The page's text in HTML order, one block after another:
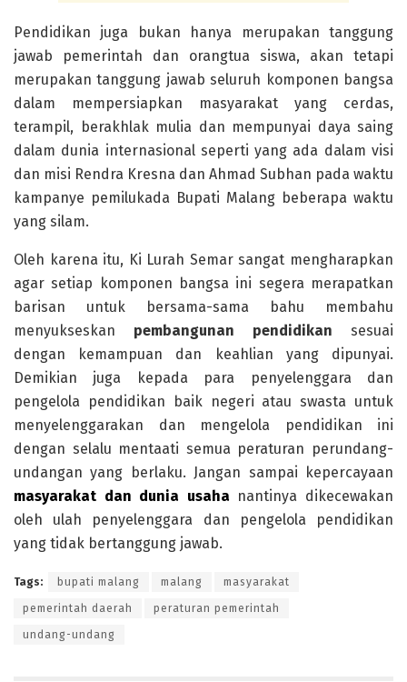
Pendidikan juga bukan hanya merupakan tanggung
jawab pemerintah dan orangtua siswa, akan tetapi
merupakan tanggung jawab seluruh komponen bangsa
dalam mempersiapkan masyarakat yang cerdas,
terampil, berakhlak mulia dan mempunyai daya saing
dalam dunia internasional seperti yang ada dalam visi
dan misi Rendra Kresna dan Ahmad Subhan pada waktu
kampanye pemilukada Bupati Malang beberapa waktu
yang silam.
Oleh karena itu, Ki Lurah Semar sangat mengharapkan
agar setiap komponen bangsa ini segera merapatkan
barisan untuk bersama-sama bahu membahu
menyukseskan pembangunan pendidikan sesuai
dengan kemampuan dan keahlian yang dipunyai.
Demikian juga kepada para penyelenggara dan
pengelola pendidikan baik negeri atau swasta untuk
menyelenggarakan dan mengelola pendidikan ini
dengan selalu mentaati semua peraturan perundang-
undangan yang berlaku. Jangan sampai kepercayaan
masyarakat dan dunia usaha nantinya dikecewakan
oleh ulah penyelenggara dan pengelola pendidikan
yang tidak bertanggung jawab.
Tags: bupati malang malang masyarakat
pemerintah daerah peraturan pemerintah
undang-undang